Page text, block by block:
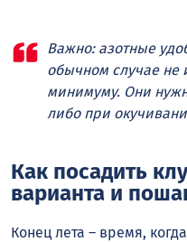
Важно: азотные
обычном случае не
минимуму. Они
либо при
Как посадить
варианта и
Конец лета – время,